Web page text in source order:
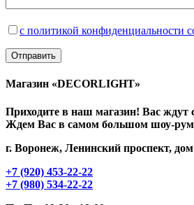
с политикой конфиденциальности
Магазин «DECORLIGHT»
Приходите в наш магазин! Вас ждут
Ждем Вас в самом большом шоу-
г. Воронеж, Ленинский проспект,
+7 (920) 453-22-22
+7 (980) 534-22-22